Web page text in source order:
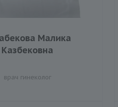
Малика
Казбековна
врач гинеколог